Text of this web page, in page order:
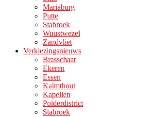
Mariaburg
Putte
Stabroek
Wuustwezel
Zandvliet
Verkiezingsnieuws
Brasschaat
Ekeren
Essen
Kalmthout
Kapellen
Polderdistrict
Stabroek